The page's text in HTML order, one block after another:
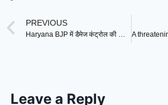
PREVIOUS
Leave a Reply